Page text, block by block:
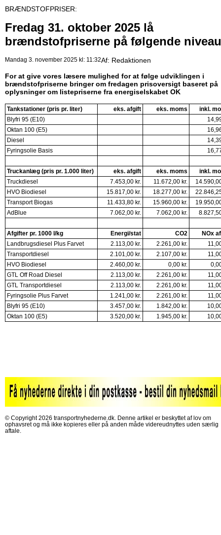
BRÆNDSTOFPRISER:
Fredag 31. oktober 2025 lå
brændstofpriserne på følgende niveau
Mandag 3. november 2025 kl: 11:32Af: Redaktionen
For at give vores læsere mulighed for at følge udviklingen i
brændstofpriserne bringer om fredagen prisoversigt baseret på
oplysninger om listepriserne fra energiselskabet OK
Tankstationer (pris pr. liter) eks. afgift eks. moms
inkl.
Blyfri 95 (E10)
Oktan 100 (E5)
Diesel
Fyringsolie Basis
Truckanlæg (pris pr. 1.000 liter) eks. afgift eks. moms
inkl.
Truckdiesel
7.453,00 kr. 11.672,00 kr.
HVO Biodiesel
15.817,00 kr. 18.277,00 kr.
Transport Biogas
11.433,80 kr. 15.960,00 kr.
AdBlue
7.062,00 kr. 7.062,00 kr.
Afgifter pr. 1000 l/kg Energi/stat CO2
NOx
Landbrugsdiesel Plus Farvet
2.113,00 kr. 2.261,00 kr.
Transportdiesel
2.101,00 kr. 2.107,00 kr.
HVO Biodiesel
2.460,00 kr. 0,00 kr.
GTL Off Road Diesel
2.113,00 kr. 2.261,00 kr.
GTL Transportdiesel
2.113,00 kr. 2.261,00 kr.
Fyringsolie Plus Farvet
1.241,00 kr. 2.261,00 kr.
Blyfri 95 (E10)
3.457,00 kr. 1.842,00 kr.
Oktan 100 (E5)
3.520,00 kr. 1.945,00 kr.
© Copyright 2026 transportnyhederne.dk. Denne artikel er beskyttet af lov om
ophavsret og må ikke kopieres eller på anden måde videreudnyttes uden særlig
aftale.